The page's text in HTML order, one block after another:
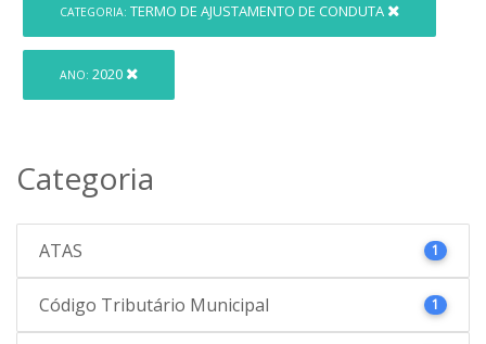
CATEGORIA: TERMO DE AJUSTAMENTO DE CONDUTA
ANO: 2020
Categoria
ATAS 1
Código Tributário Municipal 1